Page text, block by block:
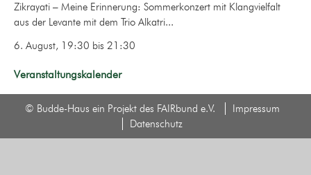
Zikrayati – Meine Erinnerung: Sommerkonzert mit Klangvielfalt
aus der Levante mit dem Trio Alkatri...
6. August, 19:30 bis 21:30
Veranstaltungskalender
© Budde-Haus ein Projekt des FAIRbund e.V.
Impressum
Datenschutz